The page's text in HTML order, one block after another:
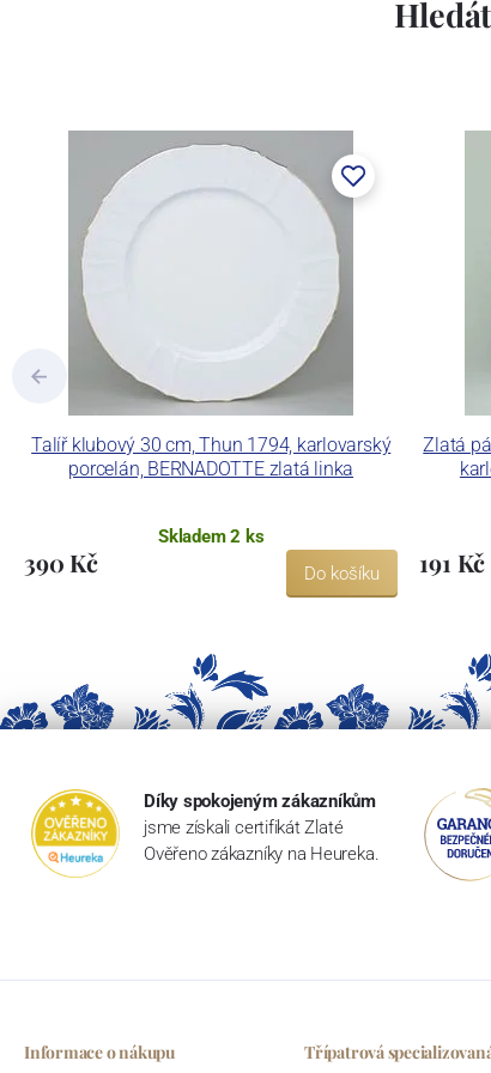
a.s. včetně ochranné známky a
tlakového lití, moderními
dekorovat své výrobky pomocí
Concordia Lesov používá
Talíř klubový 30 cm, Thun 1794, karlovarský
porcelán, BERNADOTTE zlatá linka
Skladem 2 ks
390 Kč Do košíku
Zlatá
191 Kč
Díky spokojeným zákazníkům
jsme získali certifikát Zlaté
Ověřeno zákazníky na Heureka.
Informace o nákupu Třípatrová